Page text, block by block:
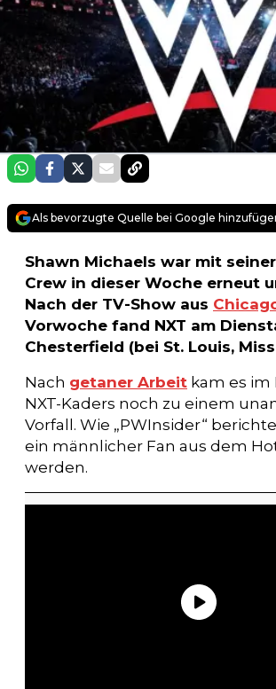
Als bevorzugte Quelle bei Google
Shawn Michaels war mit seiner
Crew in dieser Woche erneut
Nach der TV-Show aus
Vorwoche fand NXT am
Chesterfield (bei St. Louis,
Nach getaner Arbeit kam es im
NXT-Kaders noch zu einem
Vorfall. Wie „PWInsider“
ein männlicher Fan aus dem
werden.